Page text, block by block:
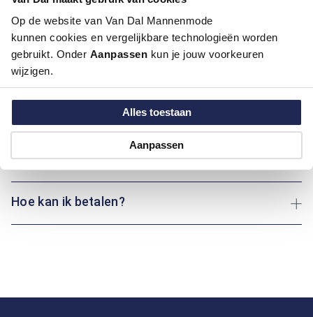
Op de website van Van Dal Mannenmode
kunnen cookies en vergelijkbare technologieën worden
gebruikt. Onder Aanpassen kun je jouw voorkeuren
wijzigen.
Alles toestaan
Aanpassen
Artikelnummer
1016110-71-L
Kleur:
Midden Bruin
Pasvorm:
Regular Fit
Motief:
Over Tenson
Hoe kan ik betalen?